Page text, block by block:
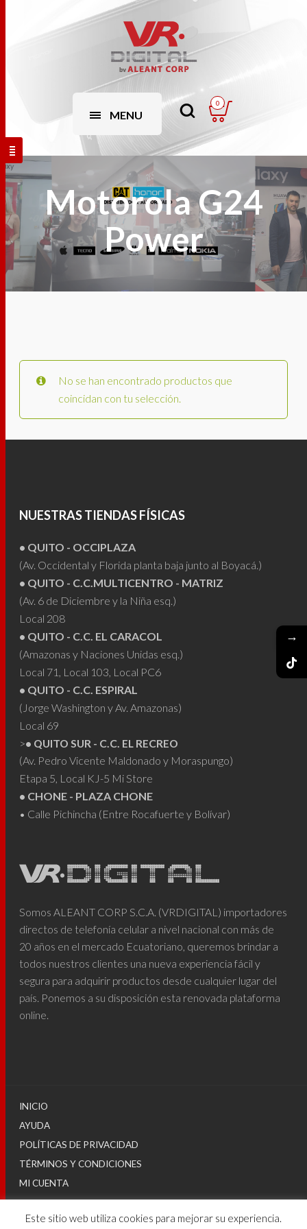
MENU
0
Motorola G24
Power
No se han encontrado productos que
coincidan con tu selección.
NUESTRAS TIENDAS FÍSICAS
• QUITO - OCCIPLAZA
(Av. Occidental y Florida planta baja junto al Boyacá.)
• QUITO - C.C.MULTICENTRO - MATRIZ
(Av. 6 de Diciembre y la Niña esq.)
Local 208
• QUITO - C.C. EL CARACOL
(Amazonas y Naciones Unidas esq.)
Local 71, Local 103, Local PC6
• QUITO - C.C. ESPIRAL
(Jorge Washington y Av. Amazonas)
Local 69
>• QUITO SUR - C.C. EL RECREO
(Av. Pedro Vicente Maldonado y Moraspungo)
Etapa 5, Local KJ-5 Mi Store
• CHONE - PLAZA CHONE
• Calle Pichincha (Entre Rocafuerte y Bolívar)
Somos ALEANT CORP S.C.A. (VRDIGITAL) importadores
directos de telefonía celular a nivel nacional con más de
20 años en el mercado Ecuatoriano, queremos brindar a
todos nuestros clientes una nueva experiencia fácil y
segura para adquirir productos desde cualquier lugar del
país. Ponemos a su disposición esta renovada plataforma
online.
INICIO
AYUDA
POLÍTICAS DE PRIVACIDAD
TÉRMINOS Y CONDICIONES
MI CUENTA
Este sitio web utiliza cookies para mejorar su experiencia.
→